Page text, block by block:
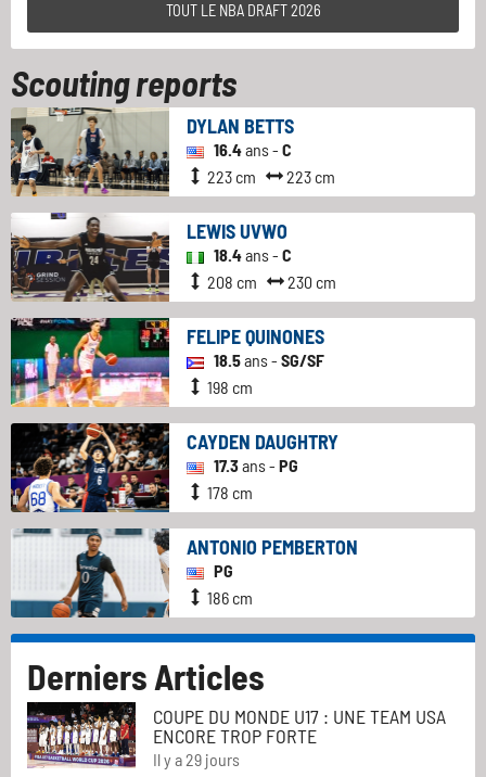
TOUT LE NBA DRAFT 2026
Scouting reports
DYLAN BETTS
16.4ans - C
223 cm
223 cm
LEWIS UVWO
18.4ans - C
208 cm
230 cm
FELIPE QUINONES
18.5ans - SG/SF
198 cm
CAYDEN DAUGHTRY
17.3ans - PG
178 cm
ANTONIO PEMBERTON
PG
186 cm
Derniers Articles
COUPE DU MONDE U17 : UNE TEAM USA
ENCORE TROP FORTE
Il y a 29 jours